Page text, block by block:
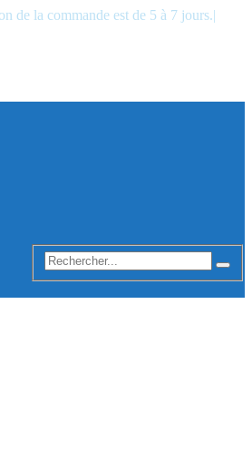
de la commande est de 5 à 7 jours.|